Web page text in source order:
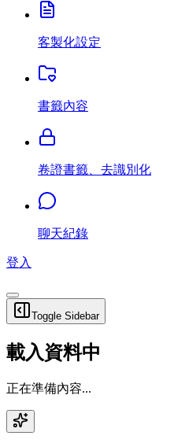
客製化設定
書籤內容
卷證書籤、去識別化
聊天紀錄
登入
Toggle Sidebar
載入資料中
正在準備內容...